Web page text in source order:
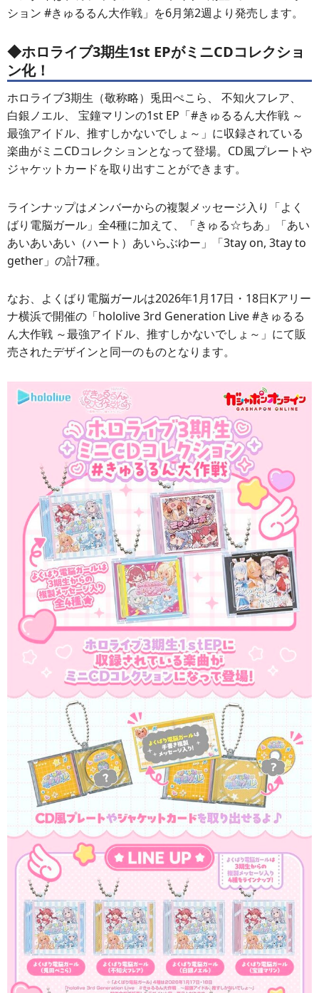
ション #きゅるるん大作戦」を6月第2週より発売します。
◆ホロライブ3期生1st EPがミニCDコレクショ
ン化！
ホロライブ3期生（敬称略）兎田ぺこら、 不知火フレア、
白銀ノエル、 宝鐘マリンの1st EP「#きゅるるん大作戦 ～
最強アイドル、推すしかないでしょ～」に収録されている
楽曲がミニCDコレクションとなって登場。CD風プレートや
ジャケットカードを取り出すことができます。
ラインナップはメンバーからの複製メッセージ入り「よく
ばり電脳ガール」全4種に加えて、「きゅる☆ちあ」「あい
あいあいあい（ハート）あいらぶゆー」「3tay on, 3tay to
gether」の計7種。
なお、よくばり電脳ガールは2026年1月17日・18日Kアリー
ナ横浜で開催の「hololive 3rd Generation Live #きゅるる
ん大作戦 ～最強アイドル、推すしかないでしょ～」にて販
売されたデザインと同一のものとなります。